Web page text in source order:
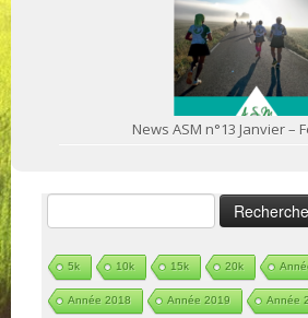
News ASM n°13 Janvier –
Rechercher :
5k 10k 15k 20k
Année 2018 Année 2019 Année